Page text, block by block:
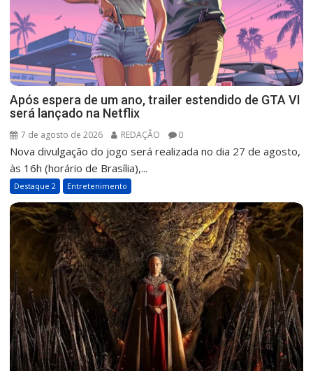
Após espera de um ano, trailer estendido de GTA VI
será lançado na Netflix
7 de agosto de 2026 REDAÇÃO 0
Nova divulgação do jogo será realizada no dia 27 de agosto,
às 16h (horário de Brasília),...
Destaque 2 Entretenimento